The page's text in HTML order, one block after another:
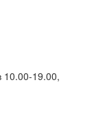
10.00-19.00,